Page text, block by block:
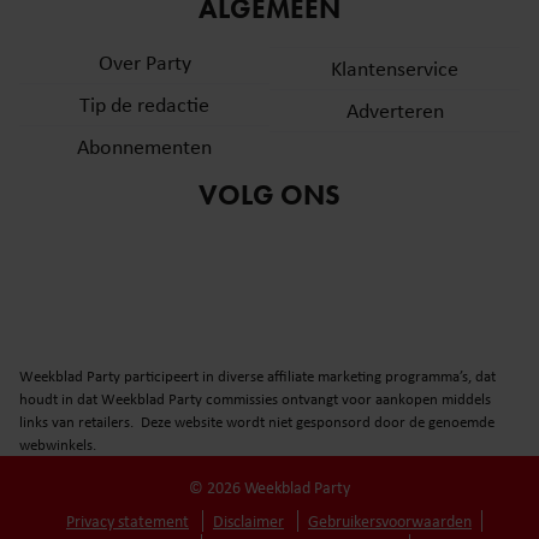
partners kunnen deze gegevens combineren met andere
verzameld op basis van uw gebruik van hun services. U
gaat akkoord met onze cookies als u onze website blijft
ALGEMEEN
Over Party
Tip de redactie
Abonnementen
Klantenservice
Adverteren
VOLG ONS
Weekblad Party participeert in diverse affiliate marketing programma’s, dat
houdt in dat Weekblad Party commissies ontvangt voor aankopen middels
links van retailers. Deze website wordt niet gesponsord door de genoemde
webwinkels.
© 2026 Weekblad Party
Privacy statement
Disclaimer
Gebruikersvoorwaarden